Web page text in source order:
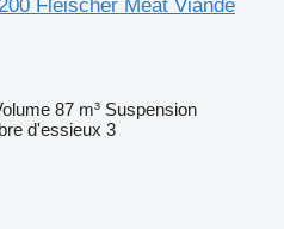
Fleischer Meat Viande
87 m³ Suspension
d'essieux 3